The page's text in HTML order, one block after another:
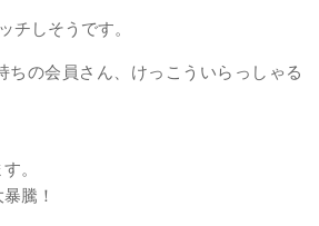
チしそうです。
ちの会員さん、けっこういらっしゃる
。
騰！